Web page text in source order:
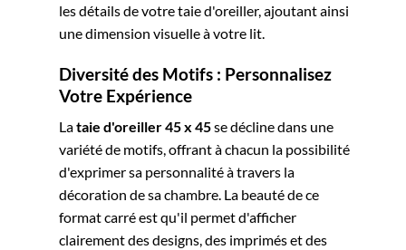
les détails de votre taie d'oreiller, ajoutant ainsi
une dimension visuelle à votre lit.
Diversité des Motifs : Personnalisez
Votre Expérience
Lataie d'oreiller 45 x 45se décline dans une
variété de motifs, offrant à chacun la possibilité
d'exprimer sa personnalité à travers la
décoration de sa chambre. La beauté de ce
format carré est qu'il permet d'afficher
clairement des designs, des imprimés et des